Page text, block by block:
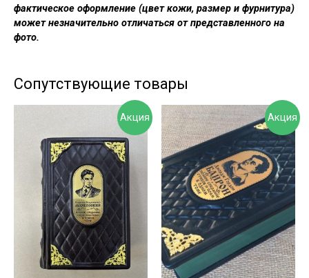
фактическое оформление (цвет кожи, размер и фурнитура)
может незначительно отличаться от представленного на
фото.
Сопутствующие товары
Акция Акция